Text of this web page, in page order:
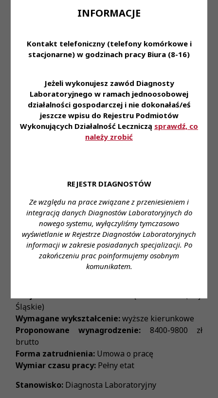
INFORMACJE
Kontakt telefoniczny (telefony komórkowe i
stacjonarne) w godzinach pracy Biura (8-16)
Jeżeli wykonujesz zawód Diagnosty
Laboratoryjnego w ramach jednoosobowej
działalności gospodarczej i nie dokonałaś/eś
jeszcze wpisu do Rejestru Podmiotów
Wykonujących Działalność Leczniczą sprawdź, co
należy zrobić
REJESTR DIAGNOSTÓW
Ze względu na prace związane z przeniesieniem i
integracją danych Diagnostów Laboratoryjnych do
nowego systemu, wyłączyliśmy tymczasowo
wyświetlanie w Rejestrze Diagnostów Laboratoryjnych
informacji w zakresie posiadanych specjalizacji. Po
zakończeniu prac poinformujemy osobnym
komunikatem.
- Obsługa systemu Laboratory Information System
(LIS)
- Wykształcenie wyższe kierunkowe
- Czynne prawo wykonywania zawodu
- Umiejętności analityczne - Twoje podejście do
badań będzie kluczowe dla jakości wyników
- Chęć rozwoju - oferujemy wsparcie w edukacji i
liczne możliwości szkoleń
Rozpocznij karierę wbadaj.to, nowej marce
wywodzącej się od Śląskich Laboratoriów
Analitycznych, w Świętochłowicach!
Sprawdź, jak praca w naszej firmie wygląda oczami
naszych pracowników.
Poznaj ich historie i dołącz do nas!
https://badaj.to/praca-dla-diagnostow-
Śląskie)
Wymagane wykształcenie:wyższe kierunkowe
Proponowane wynagrodzenie: 8400-9800 zł
brutto
Forma zatrudnienia: Umowa o pracę
Wymiar czasu pracy: Pełny etat
Stanowisko: Diagnosta Laboratoryjny